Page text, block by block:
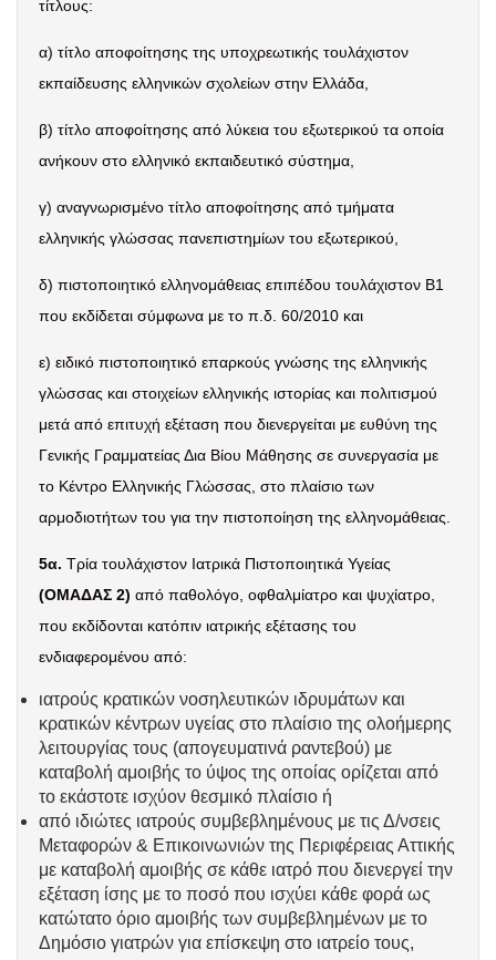
τίτλους:
α) τίτλο αποφοίτησης της υποχρεωτικής τουλάχιστον
εκπαίδευσης ελληνικών σχολείων στην Ελλάδα,
β) τίτλο αποφοίτησης από λύκεια του εξωτερικού τα οποία
ανήκουν στο ελληνικό εκπαιδευτικό σύστημα,
γ) αναγνωρισμένο τίτλο αποφοίτησης από τμήματα
ελληνικής γλώσσας πανεπιστημίων του εξωτερικού,
δ) πιστοποιητικό ελληνομάθειας επιπέδου τουλάχιστον Β1
που εκδίδεται σύμφωνα με το π.δ. 60/2010 και
ε) ειδικό πιστοποιητικό επαρκούς γνώσης της ελληνικής
γλώσσας και στοιχείων ελληνικής ιστορίας και πολιτισμού
μετά από επιτυχή εξέταση που διενεργείται με ευθύνη της
Γενικής Γραμματείας Δια Βίου Μάθησης σε συνεργασία με
το Κέντρο Ελληνικής Γλώσσας, στο πλαίσιο των
αρμοδιοτήτων του για την πιστοποίηση της ελληνομάθειας.
5α. Τρία τουλάχιστον Ιατρικά Πιστοποιητικά Υγείας
(ΟΜΑΔΑΣ 2) από παθολόγο, οφθαλμίατρο και ψυχίατρο,
που εκδίδονται κατόπιν ιατρικής εξέτασης του
ενδιαφερομένου από:
ιατρούς κρατικών νοσηλευτικών ιδρυμάτων και
κρατικών κέντρων υγείας στο πλαίσιο της ολοήμερης
λειτουργίας τους (απογευματινά ραντεβού) με
καταβολή αμοιβής το ύψος της οποίας ορίζεται από
το εκάστοτε ισχύον θεσμικό πλαίσιο ή
από ιδιώτες ιατρούς συμβεβλημένους με τις Δ/νσεις
Μεταφορών & Επικοινωνιών της Περιφέρειας Αττικής
με καταβολή αμοιβής σε κάθε ιατρό που διενεργεί την
εξέταση ίσης με το ποσό που ισχύει κάθε φορά ως
κατώτατο όριο αμοιβής των συμβεβλημένων με το
Δημόσιο γιατρών για επίσκεψη στο ιατρείο τους,